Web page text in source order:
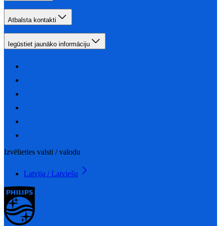
Atbalsta kontakti
Iegūstiet jaunāko informāciju
Izvēlieties valsti / valodu
Latvija / Latviešu